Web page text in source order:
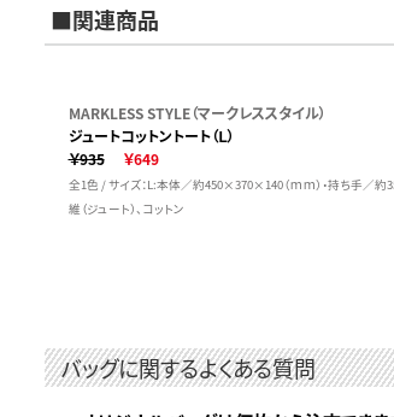
■関連商品
MARKLESS STYLE（マークレススタイル）
ジュートコットントート（Ｌ）
￥935
￥649
全1色 / サイズ：L:本体／約450×370×140（ｍｍ）・持ち手／約
維（ジュート）、コットン
バッグに関するよくある質問